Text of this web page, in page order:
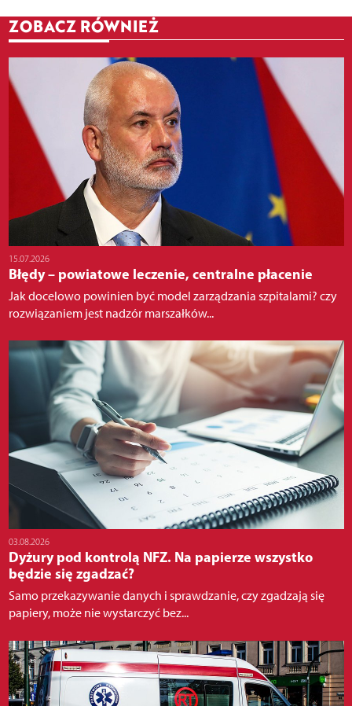
ZOBACZ RÓWNIEŻ
15.07.2026
Błędy – powiatowe leczenie, centralne płacenie
Jak docelowo powinien być model zarządzania szpitalami? czy
rozwiązaniem jest nadzór marszałków...
03.08.2026
Dyżury pod kontrolą NFZ. Na papierze wszystko
będzie się zgadzać?
Samo przekazywanie danych i sprawdzanie, czy zgadzają się
papiery, może nie wystarczyć bez...